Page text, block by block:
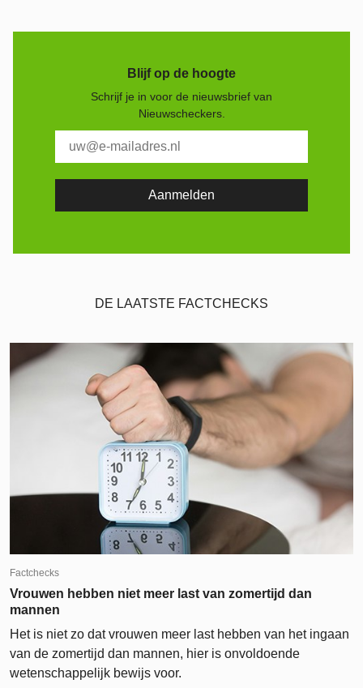
Blijf op de hoogte
Schrijf je in voor de nieuwsbrief van
Nieuwscheckers.
DE LAATSTE FACTCHECKS
Factchecks
Vrouwen hebben niet meer last van zomertijd dan
mannen
Het is niet zo dat vrouwen meer last hebben van het ingaan
van de zomertijd dan mannen, hier is onvoldoende
wetenschappelijk bewijs voor.